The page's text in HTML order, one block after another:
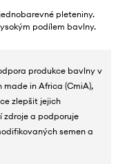
pleteniny.
podílem bavlny.
produkce bavlny v
in Africa (CmiA),
zlepšit jejich
zdroje a podporuje
semen a